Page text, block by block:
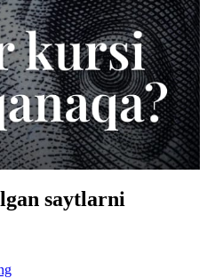
saytlarni